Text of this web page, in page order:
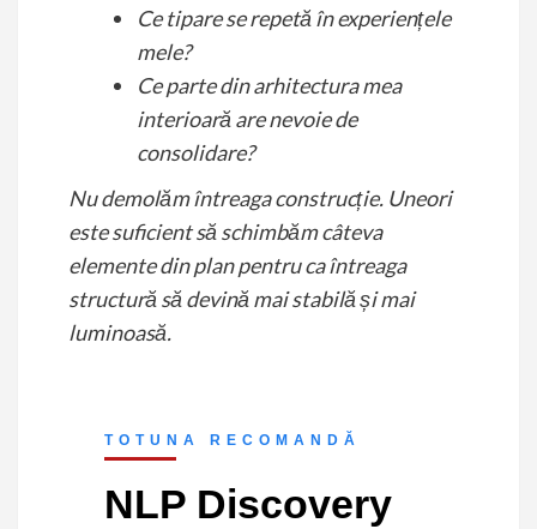
Ce tipare se repetă în experiențele
mele?
Ce parte din arhitectura mea
interioară are nevoie de
consolidare?
Nu demolăm întreaga construcție. Uneori
este suficient să schimbăm câteva
elemente din plan pentru ca întreaga
structură să devină mai stabilă și mai
luminoasă.
TOTUNA RECOMANDĂ
NLP Discovery